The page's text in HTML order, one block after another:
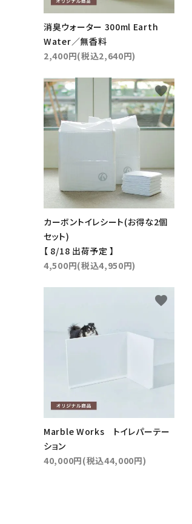
消臭ウォーター 300ml Earth
Water／無香料
2,400円(税込2,640円)
カーボントイレシート(お得な2個
セット)
【 8/18 出荷予定 】
4,500円(税込4,950円)
favorite
Marble Works トイレパーテー
ション
40,000円(税込44,000円)
favorite